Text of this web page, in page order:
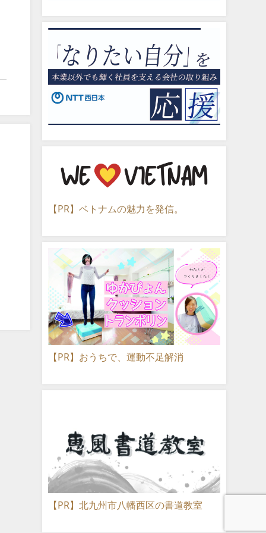
【PR】ベトナムの魅力を発信。
【PR】おうちで、運動不足解消
【PR】北九州市八幡西区の書道教室